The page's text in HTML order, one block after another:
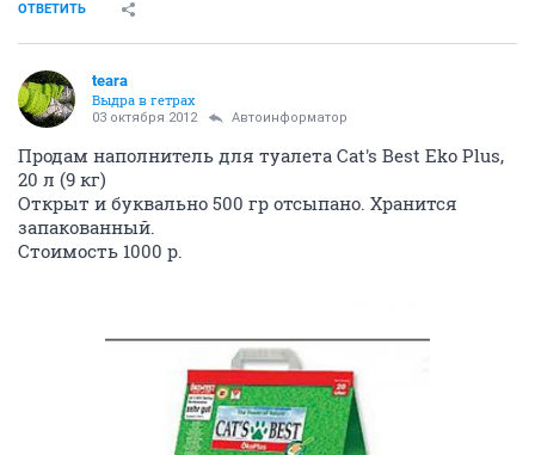
ОТВЕТИТЬ
teara
Выдра в гетрах
03 октября 2012 Автоинформатор
Продам наполнитель для туалета Cat's Best Eko Plus,
20 л (9 кг)
Открыт и буквально 500 гр отсыпано. Хранится
запакованный.
Стоимость 1000 р.